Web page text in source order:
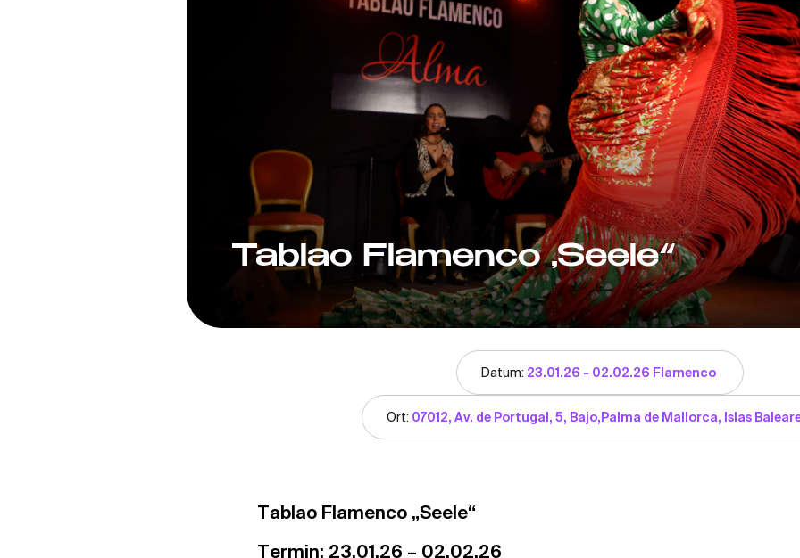
Tablao Flamenco „Seele“
Datum: 23.01.26 - 02.02.26 Flamenco
Ort: 07012, Av. de Portugal, 5, Bajo,Palma de Mallorca, Islas
Tablao Flamenco „Seele“
Termin: 23.01.26 – 02.02.26